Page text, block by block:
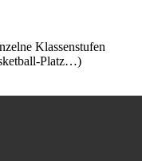
Klassenstufen
Platz…)